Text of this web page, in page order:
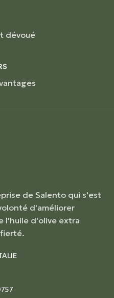
dévoué
de Salento qui s'est
d'améliorer
l'huile d'olive extra